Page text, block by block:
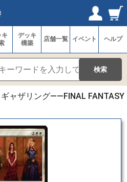
ログイン／会員登録
マイページ
キ
デッキ
構築
店舗一覧 イベント ヘルプ
ャザリング——FINAL FANTASY